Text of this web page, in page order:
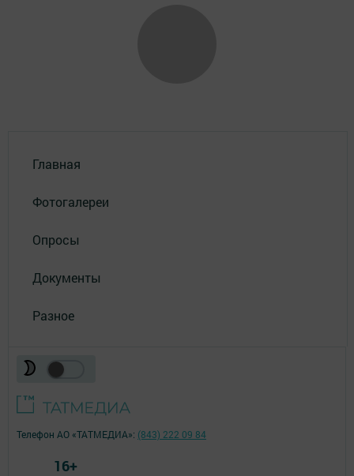
Главная
Фотогалереи
Опросы
Документы
Разное
Телефон АО «ТАТМЕДИА»: (843) 222 09 84
16+